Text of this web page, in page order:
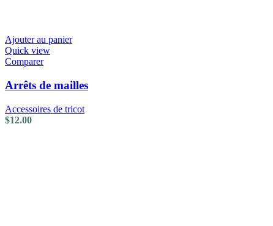
Ajouter au panier
Quick view
Comparer
Arrêts de mailles
Accessoires de tricot
$12.00